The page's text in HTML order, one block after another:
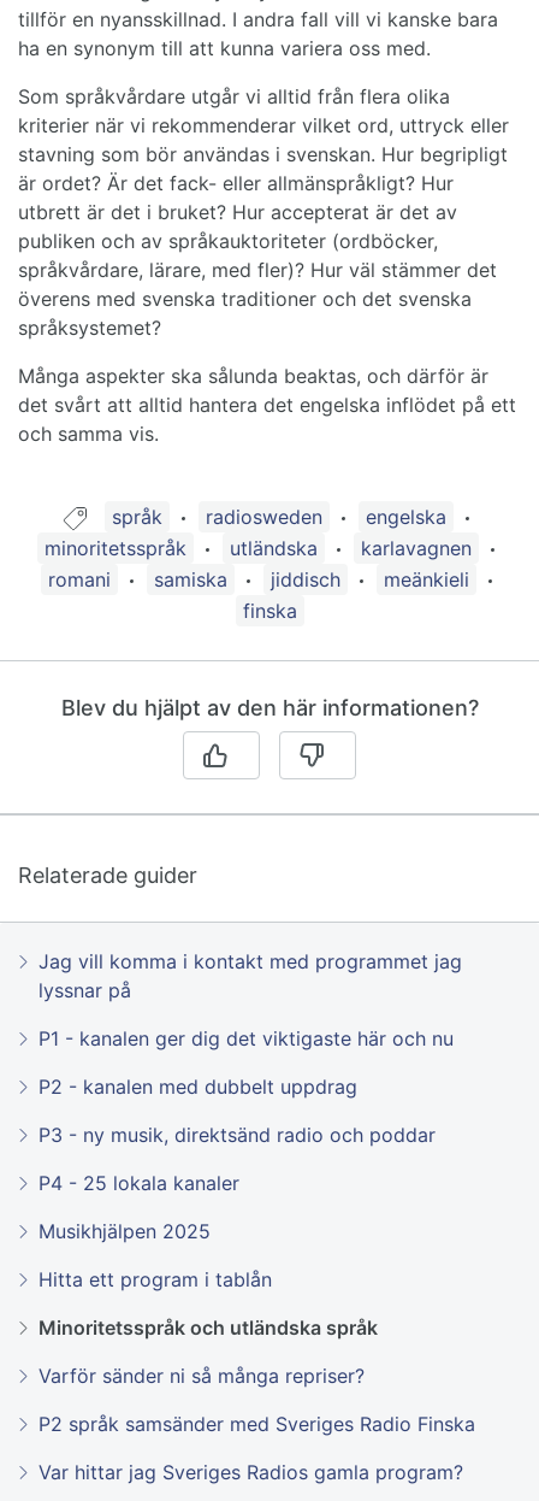
tillför en nyansskillnad. I andra fall vill vi kanske bara
ha en synonym till att kunna variera oss med.
Som språkvårdare utgår vi alltid från flera olika
kriterier när vi rekommenderar vilket ord, uttryck eller
stavning som bör användas i svenskan. Hur begripligt
är ordet? Är det fack- eller allmänspråkligt? Hur
utbrett är det i bruket? Hur accepterat är det av
publiken och av språkauktoriteter (ordböcker,
språkvårdare, lärare, med fler)? Hur väl stämmer det
överens med svenska traditioner och det svenska
språksystemet?
Många aspekter ska sålunda beaktas, och därför är
det svårt att alltid hantera det engelska inflödet på ett
och samma vis.
Guide taggad med:
språk radiosweden
engelska
minoritetsspråk
utländska
karlavagnen
romani
samiska jiddisch
meänkieli
finska
Blev du hjälpt av den här informationen?
Relaterade guider
Jag vill komma i kontakt med programmet jag
lyssnar på
P1 - kanalen ger dig det viktigaste här och nu
P2 - kanalen med dubbelt uppdrag
P3 - ny musik, direktsänd radio och poddar
P4 - 25 lokala kanaler
Musikhjälpen 2025
Hitta ett program i tablån
Minoritetsspråk och utländska språk
Varför sänder ni så många repriser?
P2 språk samsänder med Sveriges Radio Finska
Var hittar jag Sveriges Radios gamla program?